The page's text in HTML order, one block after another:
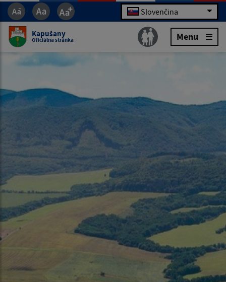
Slovenčina
Kapušany
Oficiálna stránka Menu